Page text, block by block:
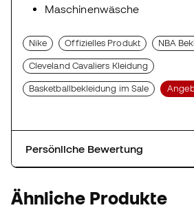
Maschinenwäsche
Nike Offizielles Produkt NBA
Cleveland Cavaliers Kleidung
Basketballbekleidung im Sale
Persönliche Bewertung
Ähnliche Produkte